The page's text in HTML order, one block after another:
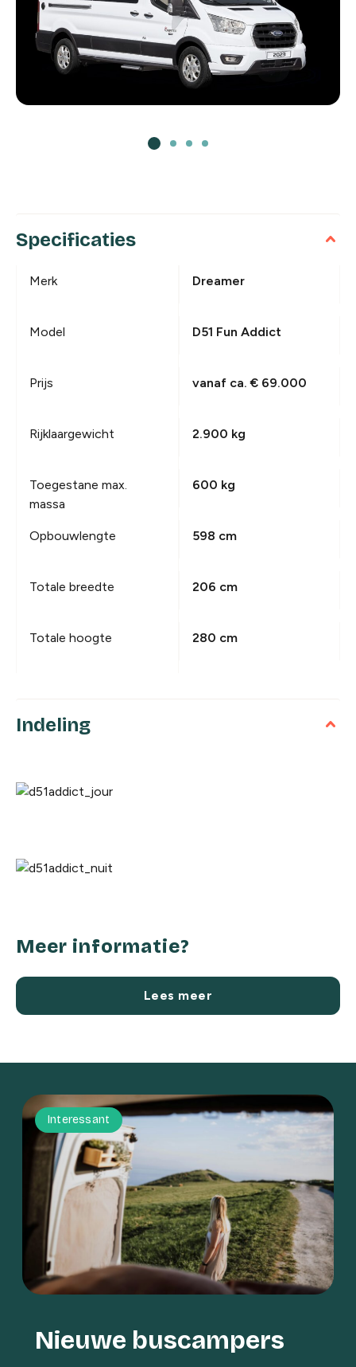
Specificaties
Merk Dreamer
Model D51 Fun Addict
Prijs vanaf ca. € 69.000
Rijklaargewicht 2.900 kg
Toegestane max.
massa
600 kg
Opbouwlengte 598 cm
Totale breedte 206 cm
Totale hoogte 280 cm
Indeling
Meer informatie?
Lees meer
Interessant
Nieuwe buscampers